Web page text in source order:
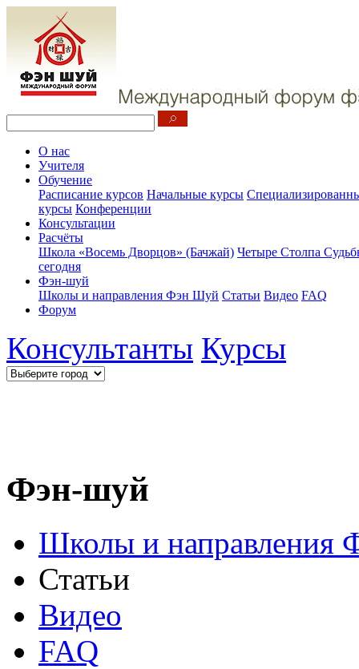
О нас
Учителя
Обучение
Расписание курсов Начальные курсы
курсы Конференции
Консультации
Расчёты
Школа «Восемь Дворцов» (Бачжай) Четыре Столпа
сегодня
Фэн-шуй
Школы и направления Фэн Шуй Статьи Видео FAQ
Форум
Консультанты Курсы
Фэн-шуй
Школы и направления
Статьи
Видео
FAQ